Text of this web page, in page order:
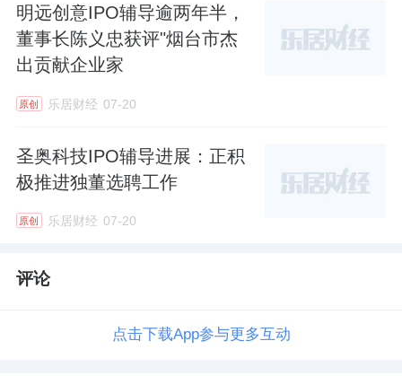
明远创意IPO辅导逾两年半，
董事长陈义忠获评"烟台市杰
出贡献企业家
原创 乐居财经 07-20
圣奥科技IPO辅导进展：正积
极推进独董选聘工作
原创 乐居财经 07-20
评论
点击下载App参与更多互动